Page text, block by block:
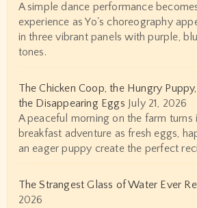
A simple dance performance
experience as Yo's choreography
in three vibrant panels with purple,
tones.
The Chicken Coop, the Hungry
the Disappearing Eggs July 21, 2026
A peaceful morning on the farm turns
breakfast adventure as fresh eggs,
an eager puppy create the perfect
The Strangest Glass of Water Ever
2026